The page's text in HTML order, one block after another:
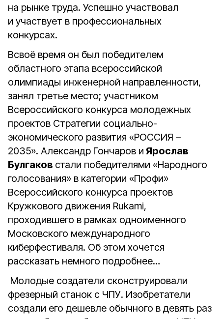
на рынке труда. Успешно участвовал
и участвует в профессиональных
конкурсах.
Всвоё время он был победителем
областного этапа всероссийской
олимпиады инженерной направленности,
занял третье место; участником
Всероссийского конкурса молодежных
проектов Стратегии социально-
экономического развития «РОССИЯ –
2035». Александр Гончаров и Ярослав
Булгаков стали победителями «Народного
голосования» в категории «Профи»
Всероссийского конкурса проектов
Кружкового движения Rukami,
проходившего в рамках одноименного
Московского международного
киберфестиваля. Об этом хочется
рассказать немного подробнее…
Молодые создатели сконструировали
фрезерный станок с ЧПУ. Изобретатели
создали его дешевле обычного в девять раз